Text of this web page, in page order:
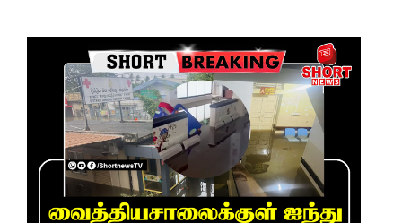
ணையைத்
தோற்கடித்
சிறைச்சா
லை
தொடர்கி